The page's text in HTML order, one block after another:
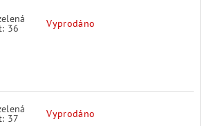
36 Vyprodáno
37 Vyprodáno